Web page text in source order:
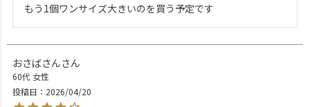
もう1個ワンサイズ大きいのを買う予定です
おさばさん
60代 女性
投稿日
2026/04/20